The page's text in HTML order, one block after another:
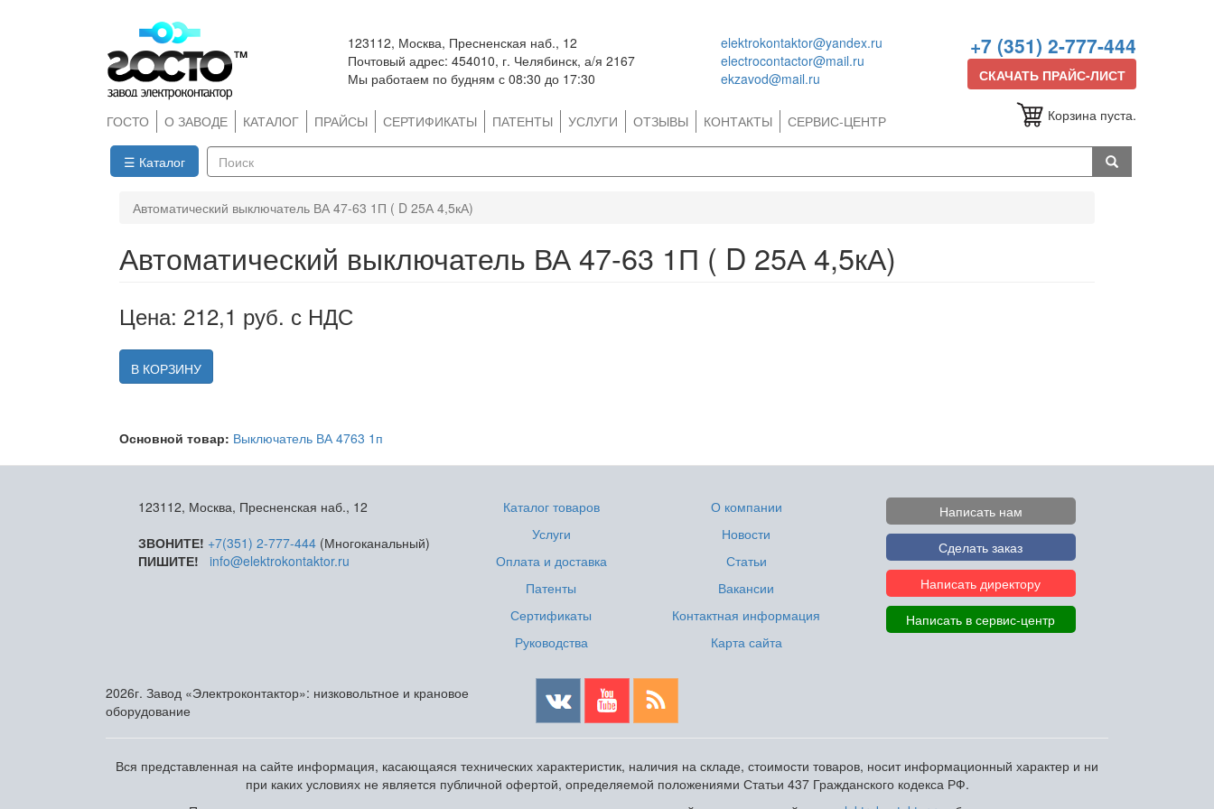
123112, Москва, Пресненская наб., 12
Почтовый адрес: 454010, г. Челябинск, а/я 2167
Мы работаем по будням с 08:30 до 17:30
elektrokontaktor@yandex.ru
electrocontactor@mail.ru
ekzavod@mail.ru
+7 (351) 2-777-444
СКАЧАТЬ ПРАЙС-ЛИСТ
ГОСТО О ЗАВОДЕ КАТАЛОГ ПРАЙСЫ СЕРТИФИКАТЫ ПАТЕНТЫ УСЛУГИ ОТЗЫВЫ КОНТАКТЫ СЕРВИС-ЦЕНТР Корзина пуста.
☰ Каталог
Автоматический выключатель ВА 47-63 1П ( D 25А 4,5кА)
Автоматический выключатель ВА 47-63 1П ( D 25А 4,5кА)
Цена: 212,1 руб. с НДС
В КОРЗИНУ
Основной товар: Выключатель ВА 4763 1п
123112, Москва, Пресненская наб., 12
ЗВОНИТЕ! +7(351) 2-777-444 (Многоканальный)
ПИШИТЕ!
info@elektrokontaktor.ru
Каталог товаров
Услуги
Оплата и доставка
Патенты
Сертификаты
Руководства
О компании
Новости
Статьи
Вакансии
Контактная информация
Карта сайта
Написать нам
Сделать заказ
Написать директору
Написать в сервис-центр
2026г. Завод «Электроконтактор»: низковольтное и крановое
оборудование
Вся представленная на сайте информация, касающаяся технических характеристик, наличия на складе, стоимости товаров, носит информационный характер и ни
при каких условиях не является публичной офертой, определяемой положениями Статьи 437 Гражданского кодекса РФ.